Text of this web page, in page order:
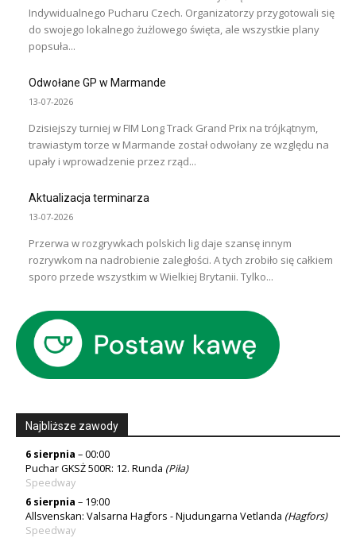
Indywidualnego Pucharu Czech. Organizatorzy przygotowali się
do swojego lokalnego żużlowego święta, ale wszystkie plany
popsuła...
Odwołane GP w Marmande
13-07-2026
Dzisiejszy turniej w FIM Long Track Grand Prix na trójkątnym,
trawiastym torze w Marmande został odwołany ze względu na
upały i wprowadzenie przez rząd...
Aktualizacja terminarza
13-07-2026
Przerwa w rozgrywkach polskich lig daje szansę innym
rozrywkom na nadrobienie zaległości. A tych zrobiło się całkiem
sporo przede wszystkim w Wielkiej Brytanii. Tylko...
Najbliższe zawody
6 sierpnia – 00:00
Puchar GKSŻ 500R: 12. Runda (Piła)
Speedway
6 sierpnia – 19:00
Allsvenskan: Valsarna Hagfors - Njudungarna Vetlanda (Hagfors)
Speedway